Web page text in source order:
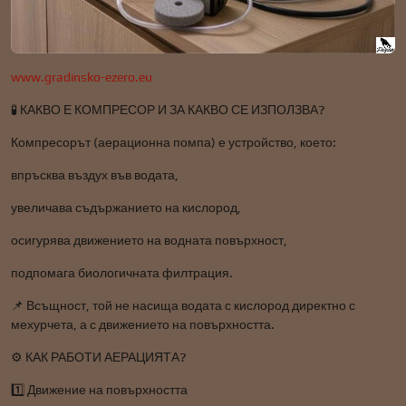
www.gradinsko-ezero.eu
🧪 КАКВО Е КОМПРЕСОР И ЗА КАКВО СЕ ИЗПОЛЗВА?
Компресорът (аерационна помпа) е устройство, което:
впръсква въздух във водата,
увеличава съдържанието на кислород,
осигурява движението на водната повърхност,
подпомага биологичната филтрация.
📌 Всъщност, той не насища водата с кислород директно с
мехурчета, а с движението на повърхността.
⚙️ КАК РАБОТИ АЕРАЦИЯТА?
1️⃣ Движение на повърхността